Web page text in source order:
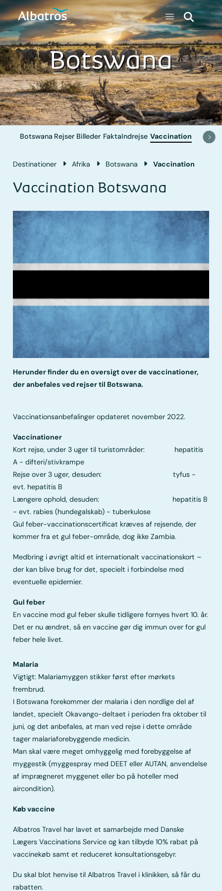
Botswana
Botswana Rejser Billeder FaktaIndrejse Vaccination
Destinationer Afrika Botswana Vaccination
Vaccination Botswana
Herunder finder du en oversigt over de vaccinationer,
der anbefales ved rejser til Botswana.
Vaccinationsanbefalinger opdateret november 2022.
Vaccinationer
Kort rejse, under 3 uger til turistområder: hepatitis
A - difteri/stivkrampe
Rejse over 3 uger, desuden: tyfus -
evt. hepatitis B
Længere ophold, desuden: hepatitis B
- evt. rabies (hundegalskab) - tuberkulose
Gul feber-vaccinationscertificat kræves af rejsende, der
kommer fra et gul feber-område, dog ikke Zambia.
Medbring i øvrigt altid et internationalt vaccinationskort –
der kan blive brug for det, specielt i forbindelse med
eventuelle epidemier.
Gul feber
En vaccine mod gul feber skulle tidligere fornyes hvert 10. år.
Det er nu ændret, så en vaccine gør dig immun over for gul
feber hele livet.
Malaria
Vigtigt: Malariamyggen stikker først efter mørkets
frembrud.
I Botswana forekommer der malaria i den nordlige del af
landet, specielt Okavango-deltaet i perioden fra oktober til
juni, og det anbefales, at man ved rejse i dette område
tager malariaforebyggende medicin.
Man skal være meget omhyggelig med forebyggelse af
myggestik (myggespray med DEET eller AUTAN, anvendelse
af imprægneret myggenet eller bo på hoteller med
aircondition).
Køb vaccine
Albatros Travel har lavet et samarbejde med Danske
Lægers Vaccinations Service og kan tilbyde 10% rabat på
vaccinekøb samt et reduceret konsultationsgebyr.
Du skal blot henvise til Albatros Travel i klinikken, så får du
rabatten.